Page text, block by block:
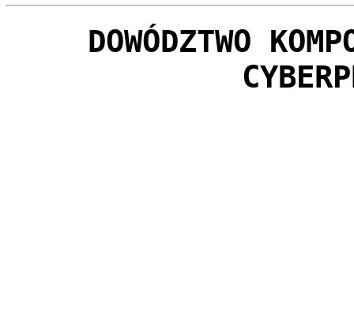
DOWÓDZTWO